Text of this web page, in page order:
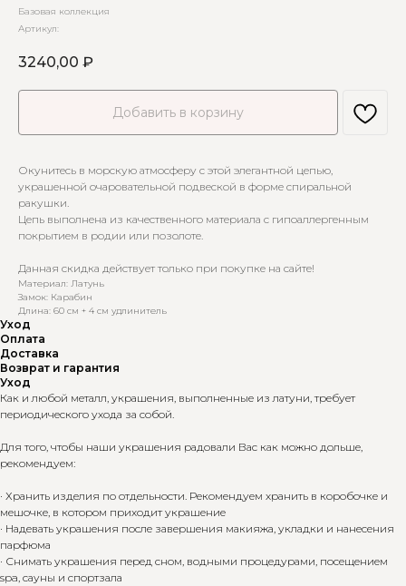
Базовая коллекция
Артикул:
3240,00 ₽
Добавить в корзину
Окунитесь в морскую атмосферу с этой элегантной цепью,
украшенной очаровательной подвеской в форме спиральной
ракушки.
Цепь выполнена из качественного материала с гипоаллергенным
покрытием в родии или позолоте.
Данная скидка действует только при покупке на сайте!
Материал: Латунь
Замок: Карабин
Длина: 60 см + 4 см удлинитель
Уход
Оплата
Доставка
Возврат и гарантия
Уход
Как и любой металл, украшения, выполненные из латуни, требует
периодического ухода за собой.
Для того, чтобы наши украшения радовали Вас как можно дольше,
рекомендуем:
· Хранить изделия по отдельности. Рекомендуем хранить в коробочке и
мешочке, в котором приходит украшение
· Надевать украшения после завершения макияжа, укладки и нанесения
парфюма
· Снимать украшения перед сном, водными процедурами, посещением
spa, сауны и спортзала